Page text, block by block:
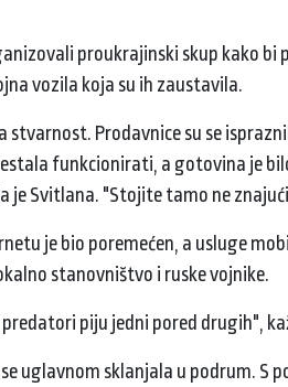
proukrajinski skup kako
vozila koja su ih zaustavila.
stvarnost. Prodavnice su se
funkcionirati, a gotovina je
je Svitlana. "Stojite tamo ne
je bio poremećen, a usluge
stanovništvo i ruske vojnike.
piju jedni pored drugih",
uglavnom sklanjala u podrum.